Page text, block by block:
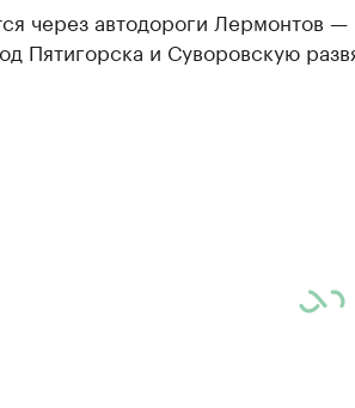
через автодороги Лермонтов —
Пятигорска и Суворовскую